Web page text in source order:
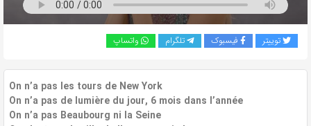
توییتر فیسبوک تلگرام واتساپ
On n’a pas les tours de New York
On n’a pas de lumière du jour, 6 mois dans l’année
On n’a pas Beaubourg ni la Seine